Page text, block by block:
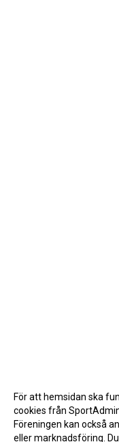
För att hemsidan ska
cookies från
Föreningen kan också
eller marknadsföring.